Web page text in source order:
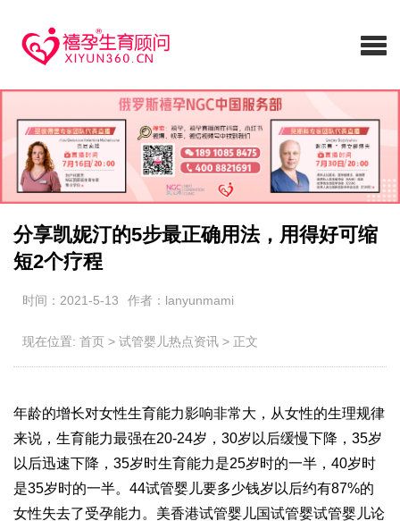
分享凯妮汀的5步最正确用法，用得好可缩
短2个疗程
时间：2021-5-13 作者：lanyunmami
现在位置: 首页 > 试管婴儿热点资讯 > 正文
年龄的增长对女性生育能力影响非常大，从女性的生理规律
来说，生育能力最强在20-24岁，30岁以后缓慢下降，35岁
以后迅速下降，35岁时生育能力是25岁时的一半，40岁时
是35岁时的一半。44试管婴儿要多少钱岁以后约有87%的
女性失去了受孕能力。美香港试管婴儿国试管婴试管婴儿论